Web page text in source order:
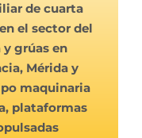
de cuarta
el sector del
grúas en
Mérida y
maquinaria
plataformas